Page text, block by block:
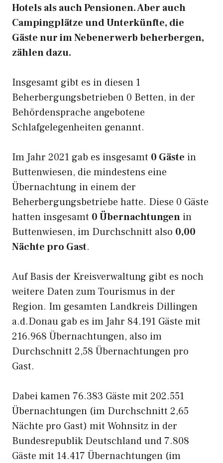
Hotels als auch Pensionen. Aber auch
Campingplätze und Unterkünfte, die
Gäste nur im Nebenerwerb beherbergen,
zählen dazu.
Insgesamt gibt es in diesen 1
Beherbergungsbetrieben 0 Betten, in der
Behördensprache angebotene
Schlafgelegenheiten genannt.
Im Jahr 2021 gab es insgesamt 0 Gäste in
Buttenwiesen, die mindestens eine
Übernachtung in einem der
Beherbergungsbetriebe hatte. Diese 0 Gäste
hatten insgesamt 0 Übernachtungen in
Buttenwiesen, im Durchschnitt also 0,00
Nächte pro Gast.
Auf Basis der Kreisverwaltung gibt es noch
weitere Daten zum Tourismus in der
Region. Im gesamten Landkreis Dillingen
a.d.Donau gab es im Jahr 84.191 Gäste mit
216.968 Übernachtungen, also im
Durchschnitt 2,58 Übernachtungen pro
Gast.
Dabei kamen 76.383 Gäste mit 202.551
Übernachtungen (im Durchschnitt 2,65
Nächte pro Gast) mit Wohnsitz in der
Bundesrepublik Deutschland und 7.808
Gäste mit 14.417 Übernachtungen (im